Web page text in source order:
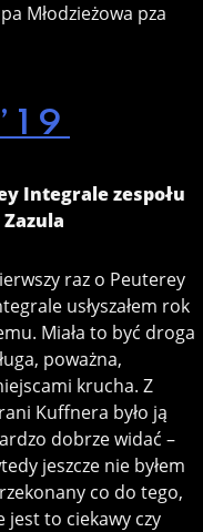
Młodzieżowa pza
Integrale zespołu
raz o Peuterey
usłyszałem rok
Miała to być droga
poważna,
krucha. Z
Kuffnera było ją
dobrze widać –
jeszcze nie byłem
co do tego,
jest to ciekawy czy